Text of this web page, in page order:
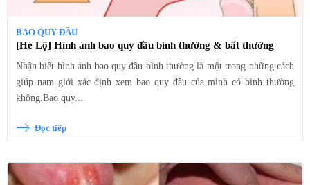
BAO QUY ĐẦU
[Hé Lộ] Hình ảnh bao quy đầu bình thường & bất thường
Nhận biết hình ảnh bao quy đầu bình thường là một trong những cách
giúp nam giới xác định xem bao quy đầu của mình có bình thường
không.Bao quy...
Đọc tiếp